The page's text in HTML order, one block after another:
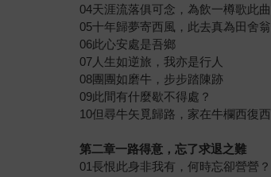
04天涯流落俱可念，為飲一樽歌此曲
05十年歸夢寄西風，此去真為田舍翁
06此心安處是吾鄉
07人生如逆旅，我亦是行人
08團團如磨牛，步步踏陳跡
09此間有什麼歇不得處？
10但尋牛矢覓歸路，家在牛欄西復西
第二章一路得意，忘了求退之難
01長恨此身非我有，何時忘卻營營？